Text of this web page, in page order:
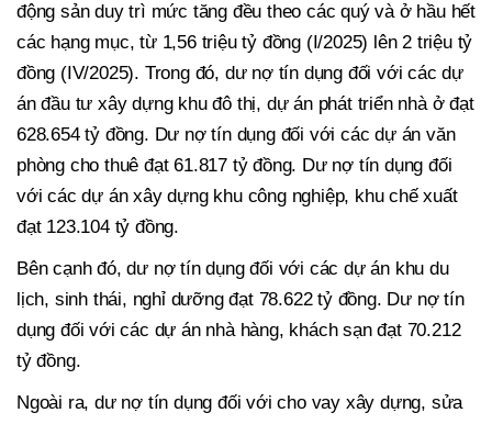
động sản duy trì mức tăng đều theo các quý và ở hầu hết
các hạng mục, từ 1,56 triệu tỷ đồng (I/2025) lên 2 triệu tỷ
đồng (IV/2025). Trong đó, dư nợ tín dụng đối với các dự
án đầu tư xây dựng khu đô thị, dự án phát triển nhà ở đạt
628.654 tỷ đồng. Dư nợ tín dụng đối với các dự án văn
phòng cho thuê đạt 61.817 tỷ đồng. Dư nợ tín dụng đối
với các dự án xây dựng khu công nghiệp, khu chế xuất
đạt 123.104 tỷ đồng.
Bên cạnh đó, dư nợ tín dụng đối với các dự án khu du
lịch, sinh thái, nghỉ dưỡng đạt 78.622 tỷ đồng. Dư nợ tín
dụng đối với các dự án nhà hàng, khách sạn đạt 70.212
tỷ đồng.
Ngoài ra, dư nợ tín dụng đối với cho vay xây dựng, sửa